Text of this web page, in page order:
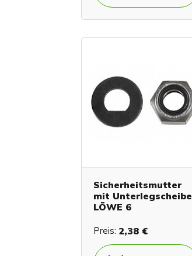
Sicherheitsmutter
mit Unterlegscheibe
LÖWE 6
Preis: 2,38 €